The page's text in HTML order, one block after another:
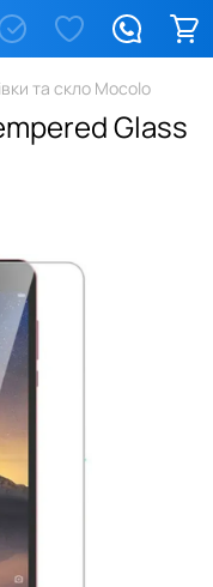
та скло Mocolo
Glass